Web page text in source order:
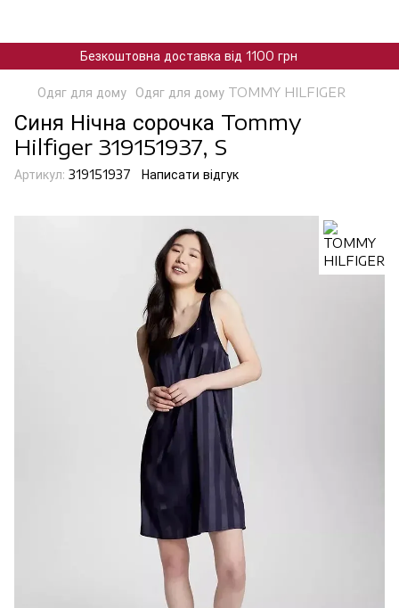
Безкоштовна доставка від 1100 грн
Одяг для дому Одяг для дому TOMMY HILFIGER
Синя Нічна сорочка Tommy
Hilfiger 319151937, S
Артикул: 319151937 Написати відгук